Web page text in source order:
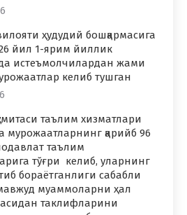
ҳудудий бошқармасига
йил 1-ярим йиллик
истеъмолчилардан жами
келиб тушган
таълим хизматлари
мурожаатларнинг қарийб 96
таълим
тўғри келиб, уларнинг
бораётганлиги сабабли
муаммоларни ҳал
таклифларини